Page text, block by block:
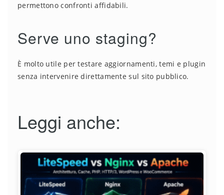
permettono confronti affidabili.
Serve uno staging?
È molto utile per testare aggiornamenti, temi e plugin
senza intervenire direttamente sul sito pubblico.
Leggi anche: